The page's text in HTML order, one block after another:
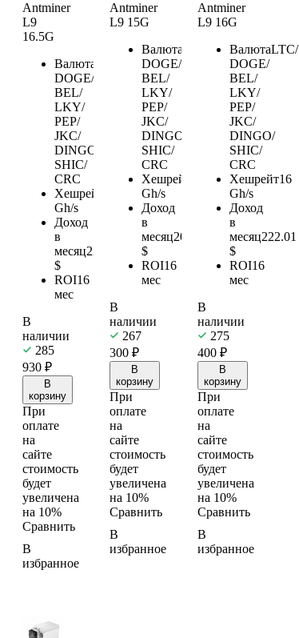
Antminer
L9
16.5G
Валюта
DOGE/
BEL/
LKY/
PEP/
JKC/
DINGO/
SHIC/
CRC
Хешрейт
Gh/s
Доход
в
месяц228.95
$
ROI16
мес
В
наличии
285
930 ₽
В
корзину
При
оплате
на
сайте
стоимость
будет
увеличена
на 10%
Сравнить
В
избранное
Antminer
L9 15G
Валюта
DOGE/
BEL/
LKY/
PEP/
JKC/
DINGO/
SHIC/
CRC
Хешрейт
Gh/s
Доход
в
месяц208.14
$
ROI16
мес
В
наличии
267
300₽
В
корзину
При
оплате
на
сайте
стоимость
будет
увеличена
на 10%
Сравнить
В
избранное
Antminer
L9 16G
ВалютаLTC/
DOGE/
BEL/
LKY/
PEP/
JKC/
DINGO/
SHIC/
CRC
Хешрейт16
Gh/s
Доход
в
месяц222.01
$
ROI16
мес
В
наличии
275
400 ₽
В
корзину
При
оплате
на
сайте
стоимость
будет
увеличена
на 10%
Сравнить
В
избранное